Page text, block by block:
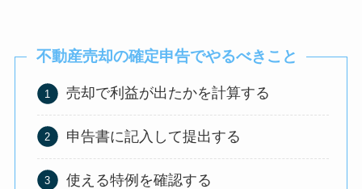
不動産売却の確定申告でやるべきこと
売却で利益が出たかを計算する
申告書に記入して提出する
使える特例を確認する